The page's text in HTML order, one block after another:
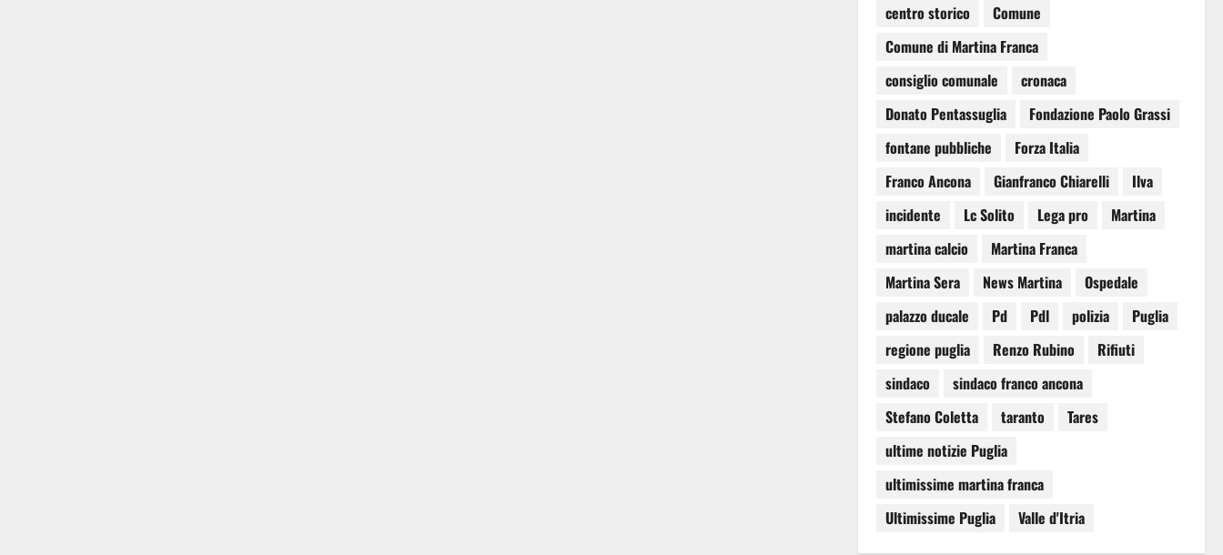
centro storico
Comune
Comune di Martina Franca
consiglio comunale
cronaca
Donato Pentassuglia
Fondazione Paolo Grassi
fontane pubbliche
Forza Italia
Franco Ancona
Gianfranco Chiarelli
Ilva
incidente
Lc Solito Lega pro
Martina
martina calcio
Martina Franca
Martina Sera
News Martina
Ospedale
palazzo ducale
Pd Pdl polizia
Puglia
regione puglia
Renzo Rubino
Rifiuti
sindaco
sindaco franco ancona
Stefano Coletta
taranto
Tares
ultime notizie Puglia
ultimissime martina franca
Ultimissime Puglia
Valle d'Itria